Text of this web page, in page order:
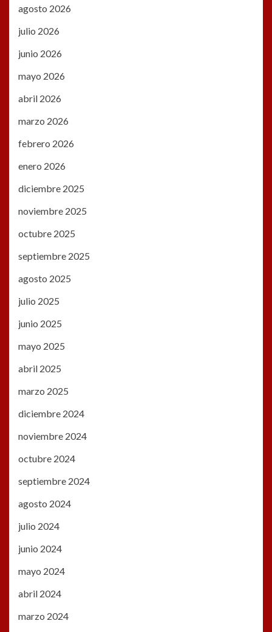
agosto 2026
julio 2026
junio 2026
mayo 2026
abril 2026
marzo 2026
febrero 2026
enero 2026
diciembre 2025
noviembre 2025
octubre 2025
septiembre 2025
agosto 2025
julio 2025
junio 2025
mayo 2025
abril 2025
marzo 2025
diciembre 2024
noviembre 2024
octubre 2024
septiembre 2024
agosto 2024
julio 2024
junio 2024
mayo 2024
abril 2024
marzo 2024